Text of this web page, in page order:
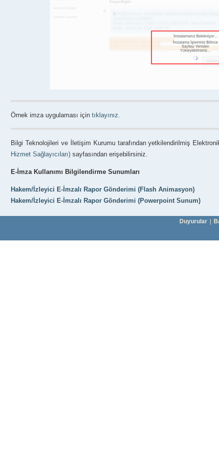
Örnek imza uygulaması için tıklayınız.
Bilgi Teknolojileri ve İletişim Kurumu tarafından yetkilendirilmiş
Hizmet Sağlayıcıları) sayfasından erişebilirsiniz.
E-İmza Kullanımı Bilgilendirme Sunumları
Hakem/İzleyici E-İmzalı Rapor Gönderimi (Flash Animasyon)
Hakem/İzleyici E-İmzalı Rapor Gönderimi (Powerpoint Sunum)
Duyurular